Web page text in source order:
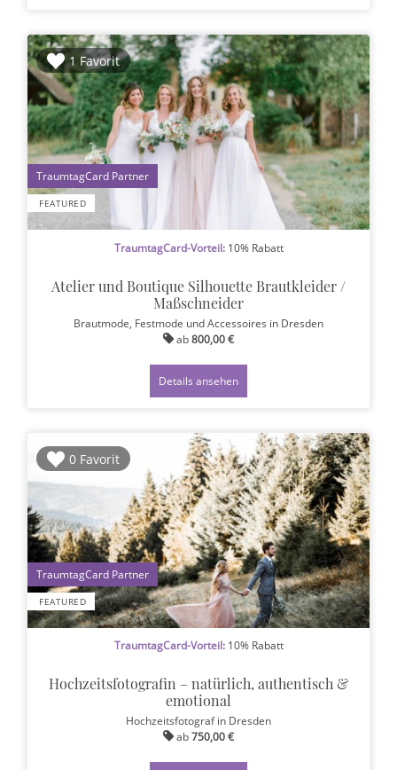
1 Favorit
FEATURED
TraumtagCard-Vorteil:10% Rabatt
Atelier und Boutique Silhouette Brautkleider /
Maßschneider
Brautmode, Festmode und Accessoires in Dresden
ab800,00 €
Details ansehen
0 Favorit
FEATURED
1
TraumtagCard-Vorteil:10% Rabatt
Hochzeitsfotografin – natürlich, authentisch &
emotional
Hochzeitsfotografin Dresden
ab750,00 €